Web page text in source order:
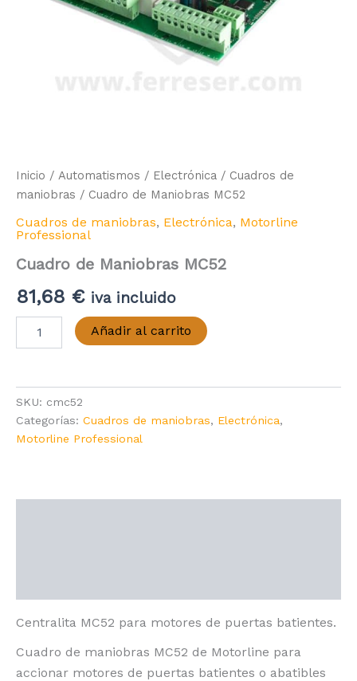
Inicio / Automatismos / Electrónica / Cuadros de
maniobras / Cuadro de Maniobras MC52
Cuadros de maniobras, Electrónica, Motorline
Professional
Cuadro de Maniobras MC52
81,68 € iva incluido
cantidad
Añadir al carrito
SKU: cmc52
Categorías: Cuadros de maniobras, Electrónica,
Motorline Professional
Centralita MC52 para motores de puertas batientes.
Cuadro de maniobras MC52 de Motorline para
accionar motores de puertas batientes o abatibles